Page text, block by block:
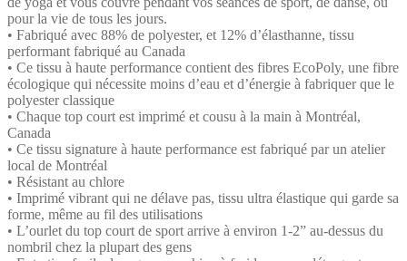
pour la vie de tous les jours.
• Fabriqué avec 88% de polyester, et 12% d’élasthanne, tissu
performant fabriqué au Canada
• Ce tissu à haute performance contient des fibres EcoPoly, une fibre
écologique qui nécessite moins d’eau et d’énergie à fabriquer que le
polyester classique
• Chaque top court est imprimé et cousu à la main à Montréal,
Canada
• Ce tissu signature à haute performance est fabriqué par un atelier
local de Montréal
• Résistant au chlore
• Imprimé vibrant qui ne délave pas, tissu ultra élastique qui garde sa
forme, même au fil des utilisations
• L’ourlet du top court de sport arrive à environ 1-2” au-dessus du
nombril chez la plupart des gens